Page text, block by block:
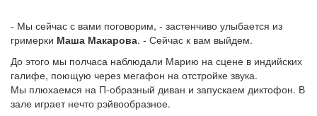
- Мы сейчас с вами поговорим, - застенчиво улыбается из
гримерки Маша Макарова. - Сейчас к вам выйдем.
До этого мы полчаса наблюдали Марию на сцене в индийских
галифе, поющую через мегафон на отстройке звука.
Мы плюхаемся на П-образный диван и запускаем диктофон. В
зале играет нечто рэйвообразное.